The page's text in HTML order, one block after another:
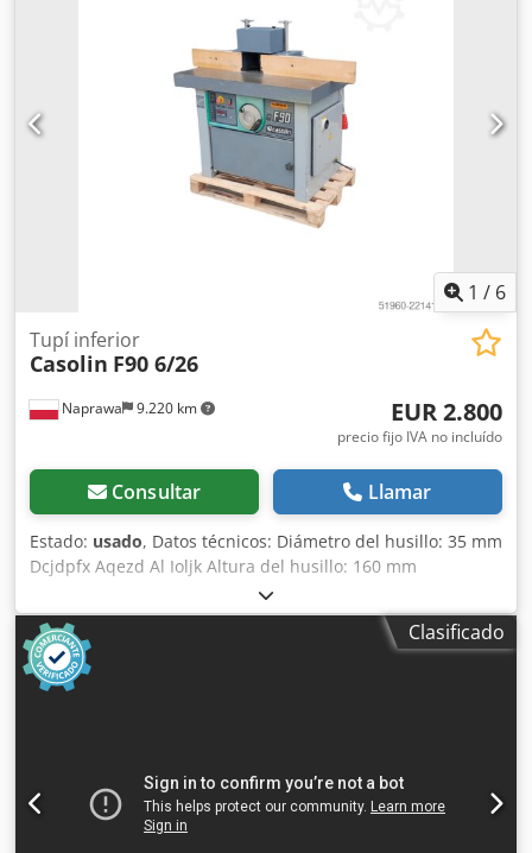
velocidades de avance Avance mediante ejes cardán
Bomba de lubricación para la mesa de trabajo 1 rodillo liso
en la superficie de la mesa Dcjdpfx Aqozd A Rwjlsk Presión:
6 atm. Elevación manual del cuerpo de la máquina
Alimentación: 400 V Potencia total: 16,5 kW Dimensiones
totales: Longitud: 3700 mm Ancho: 1500 mm Altura: 1700
1 / 6
Naprawa 9.220 km
Tupí inferior
Casolin F90 6/26
EUR 2.800
precio fijo IVA no incluído
Consultar Llamar
Estado: usado, Datos técnicos: Diámetro del husillo: 35 mm
Dcjdpfx Aqezd Al Ioljk Altura del husillo: 160 mm
Velocidades: 3000/4500/6000/8000/10000 rpm Ajuste
manual de la altura del husillo Bloqueo del husillo Brazos
del contrapunto ajustables Potencia del motor: 4 kW
Alimentación: 380 V Dimensiones totales: Longitud: 2550
mm Anchura: 1000/1300 mm Altura: 1300 mm
Clasificado